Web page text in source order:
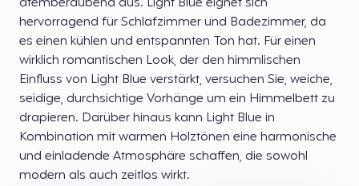
hervorragend für Schlafzimmer und Badezimmer, da
es einen kühlen und entspannten Ton hat. Für einen
wirklich romantischen Look, der den himmlischen
Einfluss von Light Blue verstärkt, versuchen Sie, weiche,
seidige, durchsichtige Vorhänge um ein Himmelbett zu
drapieren. Darüber hinaus kann Light Blue in
Kombination mit warmen Holztönen eine harmonische
und einladende Atmosphäre schaffen, die sowohl
modern als auch zeitlos wirkt.